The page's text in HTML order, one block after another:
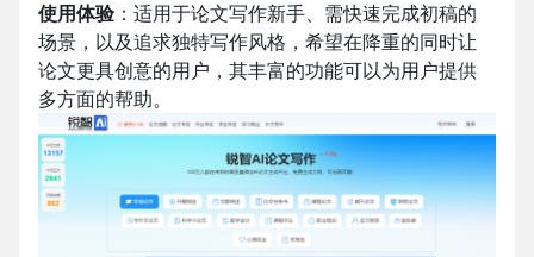
使用体验：适用于论文写作新手、需快速完成初稿的
场景，以及追求独特写作风格，希望在降重的同时让
论文更具创意的用户，其丰富的功能可以为用户提供
多方面的帮助。